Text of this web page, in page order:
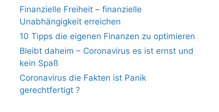
Finanzielle Freiheit – finanzielle
Unabhängigkeit erreichen
10 Tipps die eigenen Finanzen zu optimieren
Bleibt daheim – Coronavirus es ist ernst und
kein Spaß
Coronavirus die Fakten ist Panik
gerechtfertigt ?